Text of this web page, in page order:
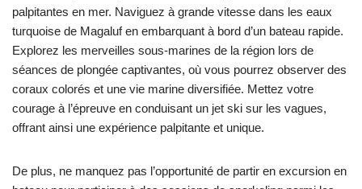
palpitantes en mer. Naviguez à grande vitesse dans les eaux
turquoise de Magaluf en embarquant à bord d’un bateau rapide.
Explorez les merveilles sous-marines de la région lors de
séances de plongée captivantes, où vous pourrez observer des
coraux colorés et une vie marine diversifiée. Mettez votre
courage à l’épreuve en conduisant un jet ski sur les vagues,
offrant ainsi une expérience palpitante et unique.
De plus, ne manquez pas l’opportunité de partir en excursion en